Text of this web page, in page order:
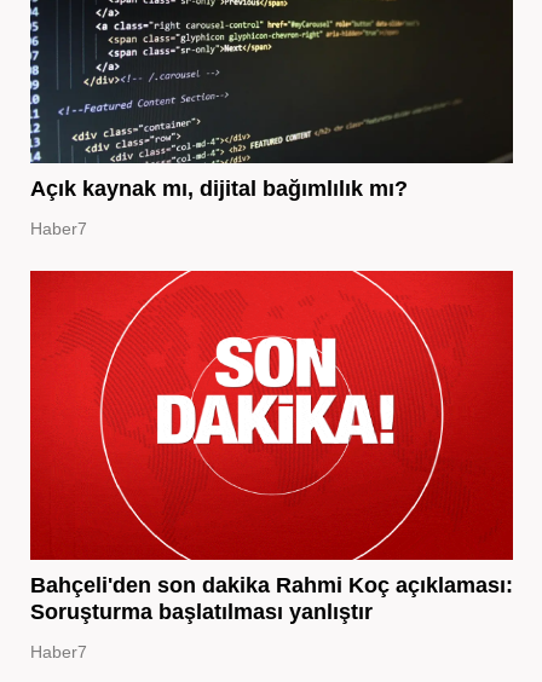
Açık kaynak mı, dijital bağımlılık mı?
Haber7
Bahçeli'den son dakika Rahmi Koç açıklaması:
Soruşturma başlatılması yanlıştır
Haber7